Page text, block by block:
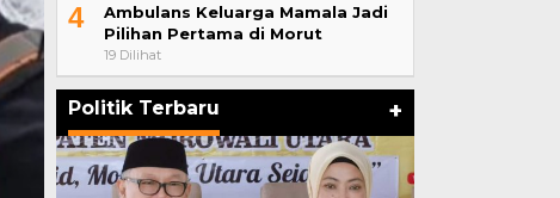
4
Ambulans Keluarga Mamala Jadi
Pilihan Pertama di Morut
19 Dilihat
Politik Terbaru +